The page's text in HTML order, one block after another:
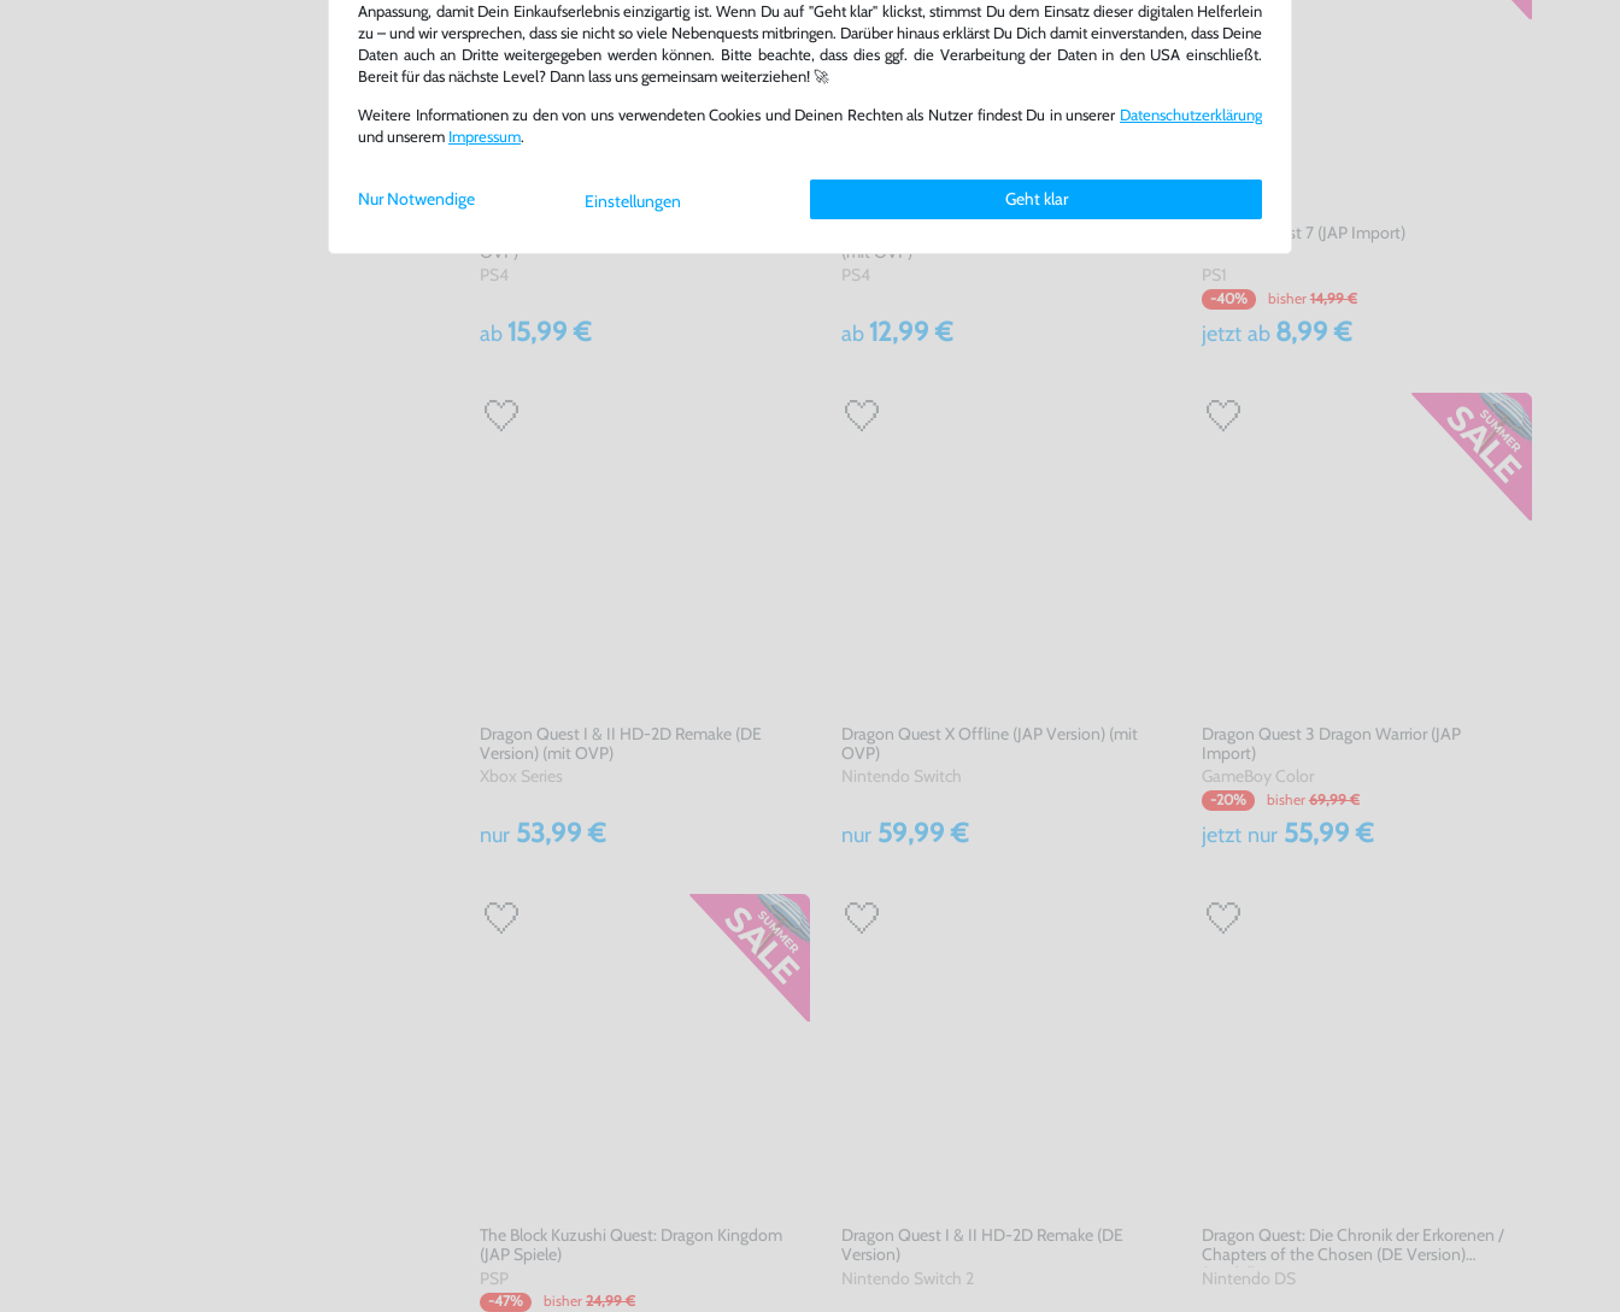
OVP)
PS4
ab 15,99 €
(mit OVP)
PS4
ab 12,99 €
Dragon Quest 7 (JAP Import)
PS1
-40% bisher 14,99 €
jetzt ab 8,99 €
Dragon Quest I & II HD-2D Remake (DE
Version) (mit OVP)
Xbox Series
nur 53,99 €
Dragon Quest X Offline (JAP Version) (mit
OVP)
Nintendo Switch
nur59,99 €
Dragon Quest 3 Dragon Warrior (JAP
Import)
GameBoy Color
-20% bisher 69,99 €
jetzt nur55,99 €
The Block Kuzushi Quest: Dragon Kingdom
(JAP Spiele)
PSP
-47% bisher 24,99 €
Dragon Quest I & II HD-2D Remake (DE
Version)
Nintendo Switch 2
Dragon Quest: Die Chronik der Erkorenen /
Chapters of the Chosen (DE Version)
(Modul)
Nintendo DS
Anpassung, damit Dein Einkaufserlebnis einzigartig ist. Wenn Du auf "Geht klar" klickst, stimmst Du dem Einsatz dieser digitalen Helferlein
zu – und wir versprechen, dass sie nicht so viele Nebenquests mitbringen. Darüber hinaus erklärst Du Dich damit einverstanden, dass Deine
Daten auch an Dritte weitergegeben werden können. Bitte beachte, dass dies ggf. die Verarbeitung der Daten in den USA einschließt.
Bereit für das nächste Level? Dann lass uns gemeinsam weiterziehen! 🚀
Weitere Informationen zu den von uns verwendeten Cookies und Deinen Rechten als Nutzer findest Du in unserer Daten­schutz­erklärung
und unserem Impressum.
Einstellungen Geht klar
Nur Notwendige